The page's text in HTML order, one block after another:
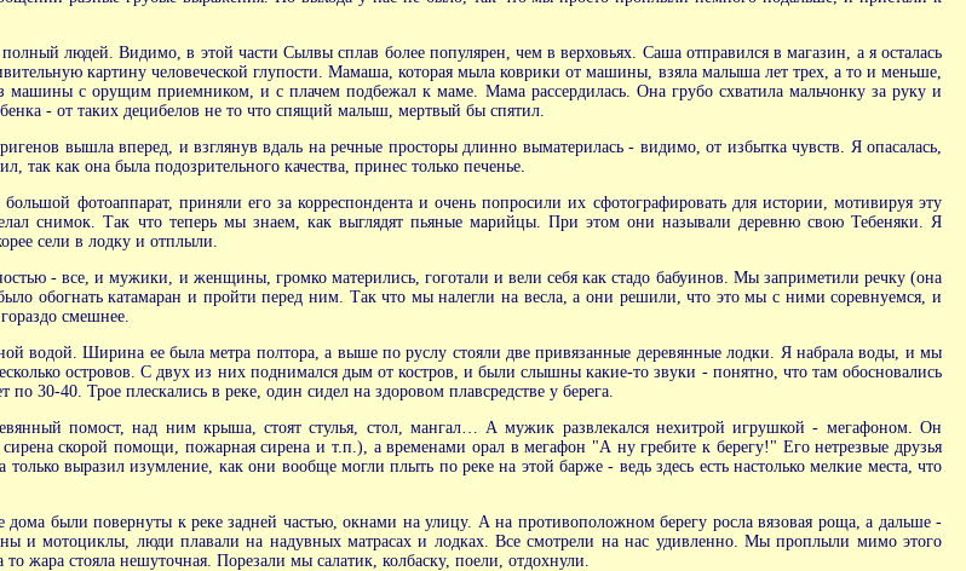
людей. Видимо, в этой части Сылвы сплав более популярен, чем в верховьях. Саша отправился в магазин, а я осталась
картину человеческой глупости. Мамаша, которая мыла коврики от машины, взяла малыша лет трех, а то и меньше,
машины с орущим приемником, и с плачем подбежал к маме. Мама рассердилась. Она грубо схватила мальчонку за руку и
- от таких децибелов не то что спящий малыш, мертвый бы спятил.
вышла вперед, и взглянув вдаль на речные просторы длинно выматерилась - видимо, от избытка чувств. Я опасалась,
как она была подозрительного качества, принес только печенье.
фотоаппарат, приняли его за корреспондента и очень попросили их сфотографировать для истории, мотивируя эту
снимок. Так что теперь мы знаем, как выглядят пьяные марийцы. При этом они называли деревню свою Тебеняки. Я
сели в лодку и отплыли.
- все, и мужики, и женщины, громко матерились, гоготали и вели себя как стадо бабуинов. Мы заприметили речку (она
обогнать катамаран и пройти перед ним. Так что мы налегли на весла, а они решили, что это мы с ними соревнуемся, и
смешнее.
водой. Ширина ее была метра полтора, а выше по руслу стояли две привязанные деревянные лодки. Я набрала воды, и мы
островов. С двух из них поднимался дым от костров, и были слышны какие-то звуки - понятно, что там обосновались
40. Трое плескались в реке, один сидел на здоровом плавсредстве у берега.
помост, над ним крыша, стоят стулья, стол, мангал… А мужик развлекался нехитрой игрушкой - мегафоном. Он
скорой помощи, пожарная сирена и т.п.), а временами орал в мегафон "А ну гребите к берегу!" Его нетрезвые друзья
выразил изумление, как они вообще могли плыть по реке на этой барже - ведь здесь есть настолько мелкие места, что
были повернуты к реке задней частью, окнами на улицу. А на противоположном берегу росла вязовая роща, а дальше -
и мотоциклы, люди плавали на надувных матрасах и лодках. Все смотрели на нас удивленно. Мы проплыли мимо этого
жара стояла нешуточная. Порезали мы салатик, колбаску, поели, отдохнули.